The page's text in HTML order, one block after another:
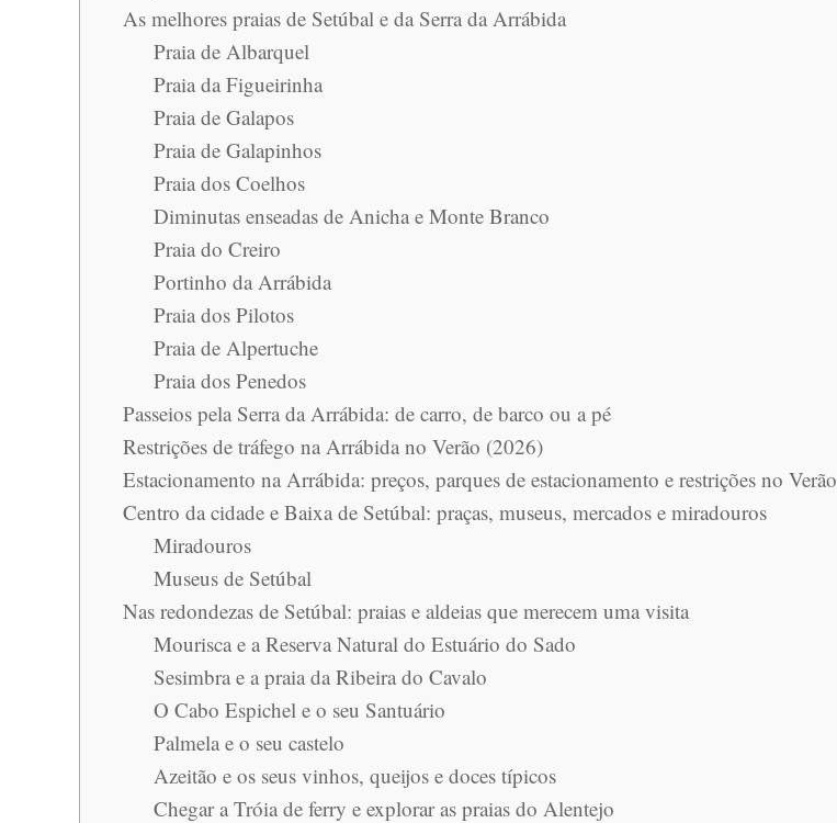
As melhores praias de Setúbal e da Serra da Arrábida
Praia de Albarquel
Praia da Figueirinha
Praia de Galapos
Praia de Galapinhos
Praia dos Coelhos
Diminutas enseadas de Anicha e Monte Branco
Praia do Creiro
Portinho da Arrábida
Praia dos Pilotos
Praia de Alpertuche
Praia dos Penedos
Passeios pela Serra da Arrábida: de carro, de barco ou a pé
Restrições de tráfego na Arrábida no Verão (2026)
Estacionamento na Arrábida: preços, parques de estacionamento e restrições no Verão
Centro da cidade e Baixa de Setúbal: praças, museus, mercados e miradouros
Miradouros
Museus de Setúbal
Nas redondezas de Setúbal: praias e aldeias que merecem uma visita
Mourisca e a Reserva Natural do Estuário do Sado
Sesimbra e a praia da Ribeira do Cavalo
O Cabo Espichel e o seu Santuário
Palmela e o seu castelo
Azeitão e os seus vinhos, queijos e doces típicos
Chegar a Tróia de ferry e explorar as praias do Alentejo